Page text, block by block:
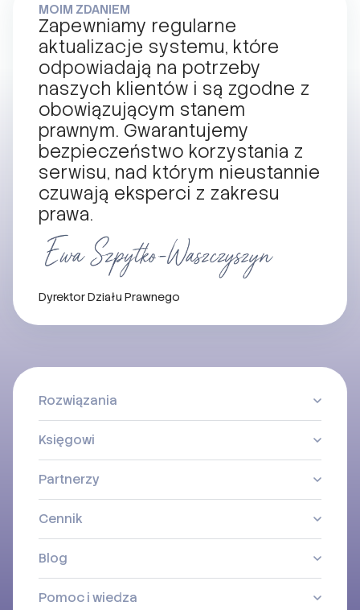
MOIM ZDANIEM
Zapewniamy regularne
aktualizacje systemu, które
odpowiadają na potrzeby
naszych klientów i są zgodne z
obowiązującym stanem
prawnym. Gwarantujemy
bezpieczeństwo korzystania z
serwisu, nad którym nieustannie
czuwają eksperci z zakresu
prawa.
Dyrektor Działu Prawnego
Rozwiązania
Księgowi
Partnerzy
Cennik
Blog
Pomoc i wiedza